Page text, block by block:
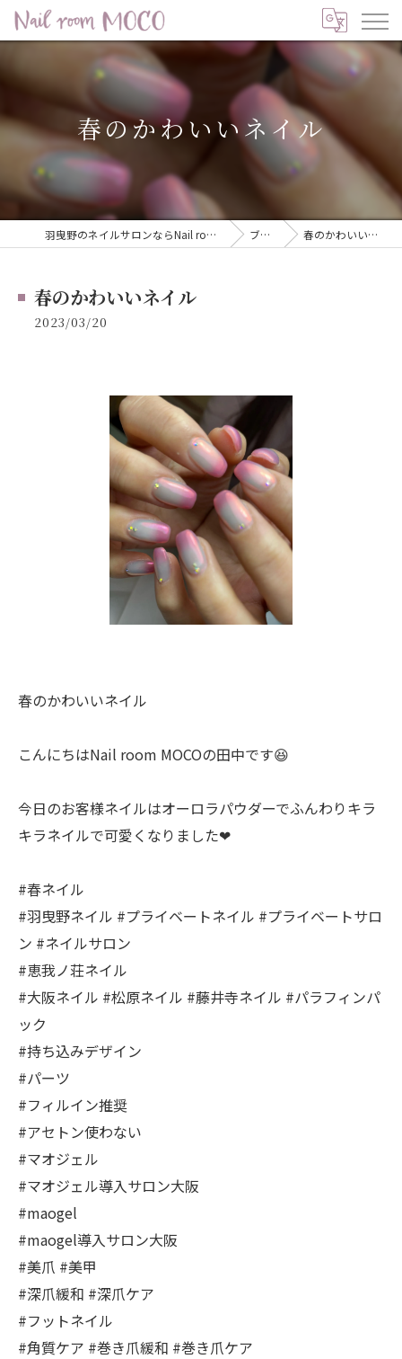
春のかわいいネイル
羽曳野のネイルサロンならNail room MOCO ブログ 春のかわいいネイル
春のかわいいネイル
2023/03/20
春のかわいいネイル
こんにちはNail room MOCOの田中です😆
今日のお客様ネイルはオーロラパウダーでふんわりキラ
キラネイルで可愛くなりました❤
#春ネイル
#羽曳野ネイル #プライベートネイル #プライベートサロ
ン #ネイルサロン
#恵我ノ荘ネイル
#大阪ネイル #松原ネイル #藤井寺ネイル #パラフィンパ
ック
#持ち込みデザイン
#パーツ
#フィルイン推奨
#アセトン使わない
#マオジェル
#マオジェル導入サロン大阪
#maogel
#maogel導入サロン大阪
#美爪 #美甲
#深爪緩和 #深爪ケア
#フットネイル
#角質ケア #巻き爪緩和 #巻き爪ケア